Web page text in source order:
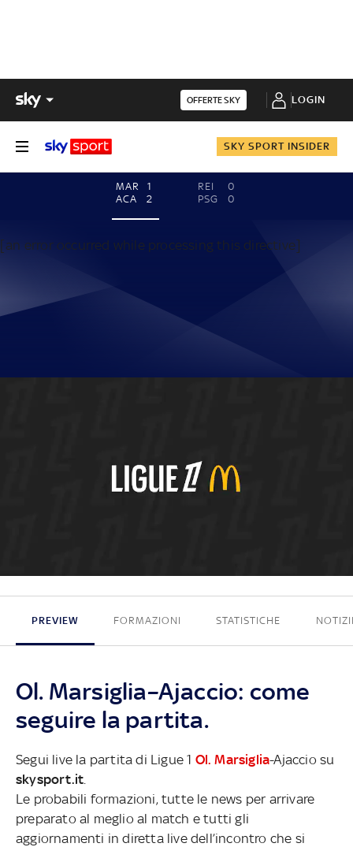
OFFERTE SKY LOGIN
SKY SPORT INSIDER
MAR
1
ACA
2
REI
0
PSG
0
[an error occurred while processing this directive]
PREVIEW FORMAZIONI STATISTICHE
Ol. Marsiglia–Ajaccio: come
seguire la partita.
Segui live la partita di Ligue 1 Ol. Marsiglia-Ajaccio su
skysport.it
Le probabili formazioni, tutte le news per arrivare
preparato al meglio al match e tutti gli
aggiornamenti in diretta live dell’incontro che si